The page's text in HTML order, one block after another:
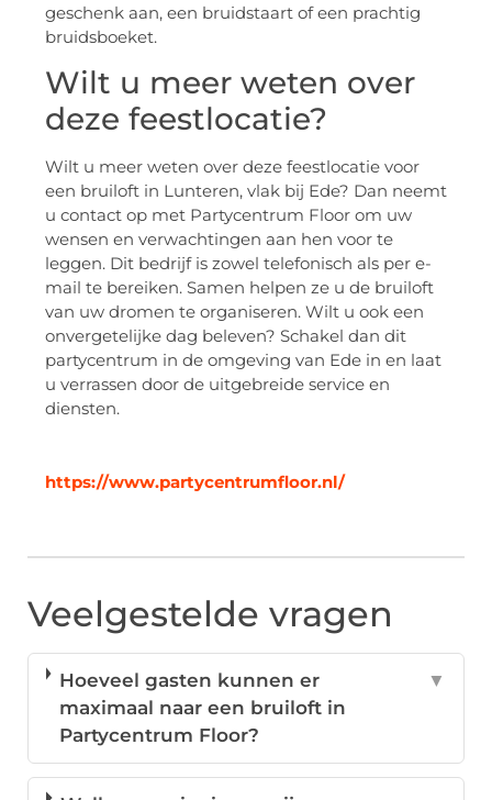
geschenk aan, een bruidstaart of een prachtig
bruidsboeket.
Wilt u meer weten over
deze feestlocatie?
Wilt u meer weten over deze feestlocatie voor
een bruiloft in Lunteren, vlak bij Ede? Dan neemt
u contact op met Partycentrum Floor om uw
wensen en verwachtingen aan hen voor te
leggen. Dit bedrijf is zowel telefonisch als per e-
mail te bereiken. Samen helpen ze u de bruiloft
van uw dromen te organiseren. Wilt u ook een
onvergetelijke dag beleven? Schakel dan dit
partycentrum in de omgeving van Ede in en laat
u verrassen door de uitgebreide service en
diensten.
https://www.partycentrumfloor.nl/
Veelgestelde vragen
Hoeveel gasten kunnen er
maximaal naar een bruiloft in
Partycentrum Floor?
▼